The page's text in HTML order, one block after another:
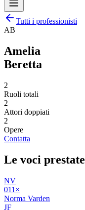
Tutti i professionisti
AB
Amelia
Beretta
2
Ruoli totali
2
Attori doppiati
2
Opere
Contatta
Le voci prestate
NV
011 ×
Norma Varden
JF